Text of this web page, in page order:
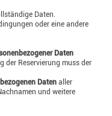
Daten.
oder eine andere
Daten
der Reservierung muss der
Daten aller
und weitere